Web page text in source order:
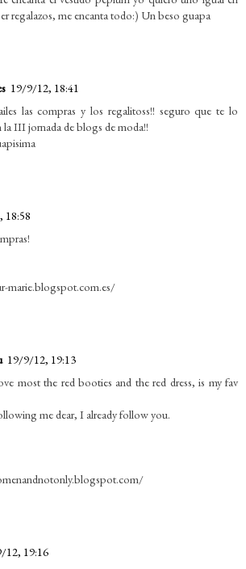
regalazos, me encanta todo:) Un beso guapa
19/9/12, 18:41
las compras y los regalitoss!! seguro que te lo
la III jornada de blogs de moda!!
18:58
marie.blogspot.com.es/
19/9/12, 19:13
most the red booties and the red dress, is my fav
me dear, I already follow you.
12, 19:16